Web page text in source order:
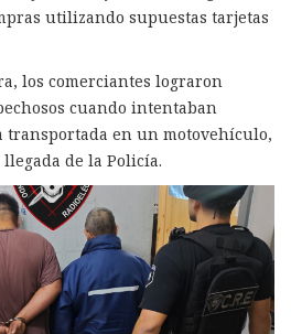
utilizando supuestas tarjetas
los comerciantes lograron
cuando intentaban
en un motovehículo,
de la Policía.